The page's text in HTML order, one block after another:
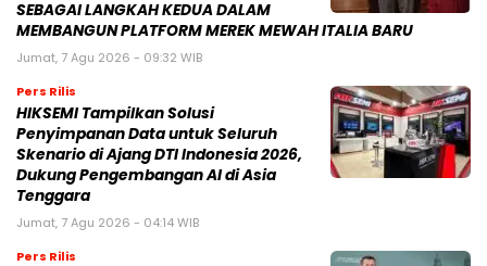
SEBAGAI LANGKAH KEDUA DALAM
MEMBANGUN PLATFORM MEREK MEWAH ITALIA BARU
Jumat, 7 Agu 2026 - 09:32 WIB
Pers Rilis
HIKSEMI Tampilkan Solusi
Penyimpanan Data untuk Seluruh
Skenario di Ajang DTI Indonesia 2026,
Dukung Pengembangan AI di Asia
Tenggara
Jumat, 7 Agu 2026 - 04:14 WIB
Pers Rilis